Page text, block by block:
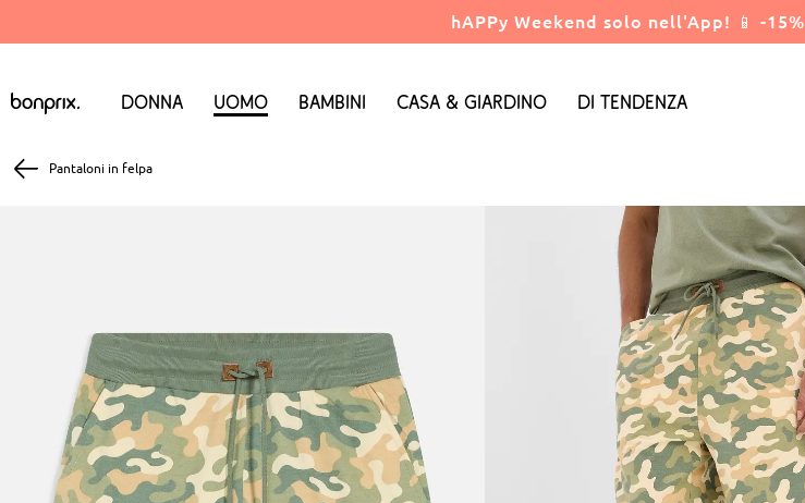
hAPPy Weekend solo nell'App! 📱 -
Donna Uomo Bambini Casa & Giardino Di tendenza
Pantaloni in felpa